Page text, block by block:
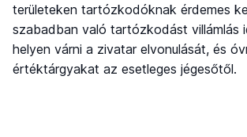
területeken tartózkodóknak érdemes
szabadban való tartózkodást villámlás
helyen várni a zivatar elvonulását, és
értéktárgyakat az esetleges jégesőtől.